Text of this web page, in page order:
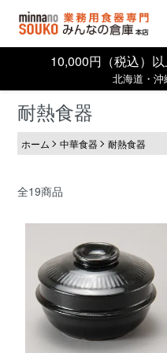
10,000円（税込）
北海道・沖
耐熱食器
ホーム 中華食器 耐熱食器
全19商品